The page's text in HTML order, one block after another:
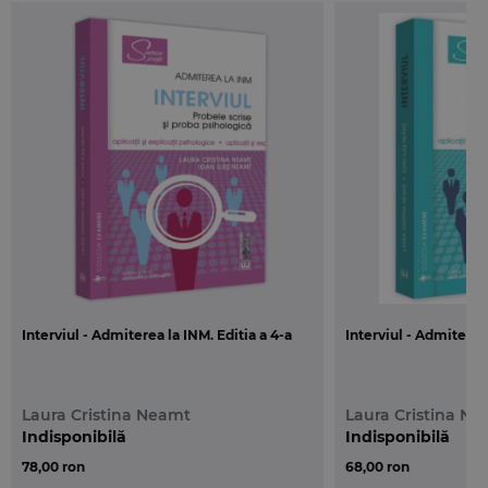
Lucrarea este structurata in patru parti. Prima
parte este dedicata explicarii teoretice a emotiilor
si personalitatii. In cea de-a doua parte sunt
analizate pe larg implicatiile psihologice ale
probelor scrise (proba teoretica si cea logica) si
sunt oferite sfaturi pretioase pentru gestionarea
eficienta si intelegerea emotiilor si pentru
pregatirea adecvata a acestor probe. Cea de-a treia
parte este dedicata exclusiv interviului si in cadrul
acesteia sunt analizate atat aspectele avute in
vedere si punctate la aceasta proba, cat si
candidatului o sansa mai mare de succes, precum
spete, fiecare cuexplicatii
relative la modul in care
ar putea fi solutionate. In fine, in partea a patra
este analizata
proba testarii psihologice
Interviul - Admiterea la INM. Editia a 4-a
Laura Cristina Neamt
78,00 ron
Indisponibilă
Interviul - Admiterea
Laura Cristina
68,00 ron
Indisponibilă